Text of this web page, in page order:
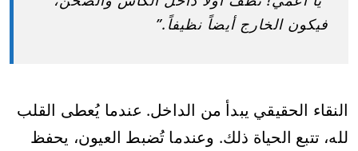
فيكون الخارج أيضاً نظيفاً.”
النقاء الحقيقي يبدأ من الداخل. عندما يُعطى القلب
لله، تتبع الحياة ذلك. وعندما تُضبط العيون، يحفظ